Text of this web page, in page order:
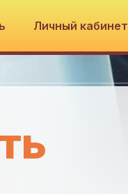
Личный кабинет